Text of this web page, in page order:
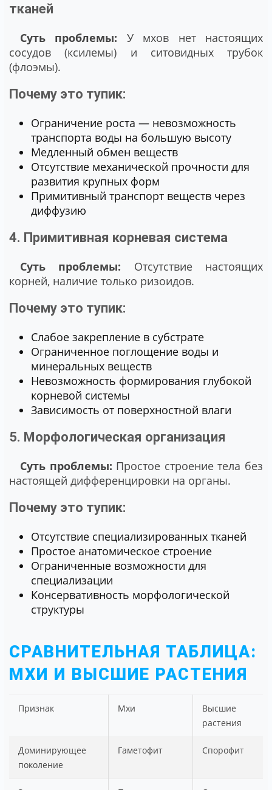
тканей
Суть проблемы: У мхов нет настоящих
сосудов (ксилемы) и ситовидных трубок
(флоэмы).
Почему это тупик:
Ограничение роста — невозможность
транспорта воды на большую высоту
Медленный обмен веществ
Отсутствие механической прочности для
развития крупных форм
Примитивный транспорт веществ через
диффузию
4. Примитивная корневая система
Суть проблемы: Отсутствие настоящих
корней, наличие только ризоидов.
Почему это тупик:
Слабое закрепление в субстрате
Ограниченное поглощение воды и
минеральных веществ
Невозможность формирования глубокой
корневой системы
Зависимость от поверхностной влаги
5. Морфологическая организация
Суть проблемы: Простое строение тела без
настоящей дифференцировки на органы.
Почему это тупик:
Отсутствие специализированных тканей
Простое анатомическое строение
Ограниченные возможности для
специализации
Консервативность морфологической
структуры
СРАВНИТЕЛЬНАЯ ТАБЛИЦА:
МХИ И ВЫСШИЕ РАСТЕНИЯ
Признак Мхи
Высшие
растения
Доминирующее
поколение
Гаметофит Спорофит